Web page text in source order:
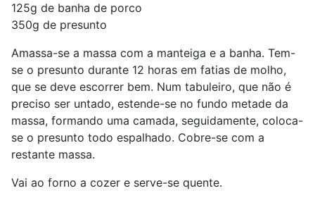
125g de banha de porco
350g de presunto
Amassa-se a massa com a manteiga e a banha. Tem-
se o presunto durante 12 horas em fatias de molho,
que se deve escorrer bem. Num tabuleiro, que não é
preciso ser untado, estende-se no fundo metade da
massa, formando uma camada, seguidamente, coloca-
se o presunto todo espalhado. Cobre-se com a
restante massa.
Vai ao forno a cozer e serve-se quente.